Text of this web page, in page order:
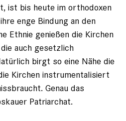
ist bis heute im orthodoxen
enge Bindung an den
Ethnie genießen die Kirchen
auch gesetzlich
birgt so eine Nähe die
Kirchen instrumentalisiert
Genau das
Patriarchat.